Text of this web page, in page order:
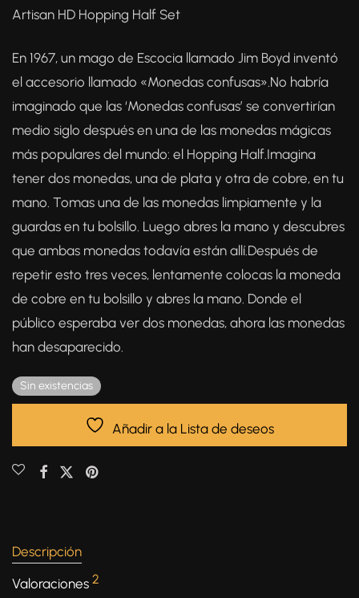
valoraciones
Artisan HD Hopping Half Set
En 1967, un mago de Escocia llamado Jim Boyd inventó
el accesorio llamado «Monedas confusas».No habría
imaginado que las ‘Monedas confusas’ se convertirían
medio siglo después en una de las monedas mágicas
más populares del mundo: el Hopping Half.Imagina
tener dos monedas, una de plata y otra de cobre, en tu
mano. Tomas una de las monedas limpiamente y la
guardas en tu bolsillo. Luego abres la mano y descubres
que ambas monedas todavía están allí.Después de
repetir esto tres veces, lentamente colocas la moneda
de cobre en tu bolsillo y abres la mano. Donde el
público esperaba ver dos monedas, ahora las monedas
han desaparecido.
Sin existencias
Añadir a la Lista de deseos
Descripción
Valoraciones 2